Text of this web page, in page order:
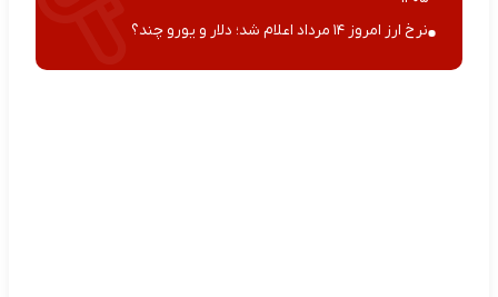
نرخ ارز امروز ۱۴ مرداد اعلام شد؛ دلار و یورو چند؟